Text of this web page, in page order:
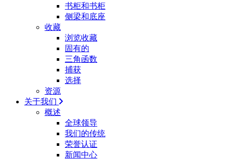
书柜和书柜
侧梁和底座
收藏
浏览收藏
固有的
三角函数
捕获
选择
资源
关于我们
概述
全球领导
我们的传统
荣誉认证
新闻中心